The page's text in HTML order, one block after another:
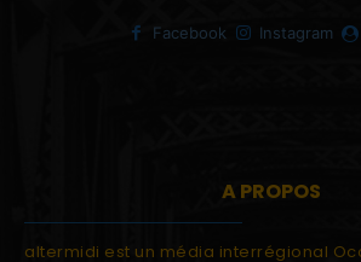
Facebook Instagram
A PROPOS
altermidi est un média interrégional